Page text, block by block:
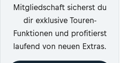
Mitgliedschaft sicherst du
dir exklusive Touren-
Funktionen und profitierst
laufend von neuen Extras.